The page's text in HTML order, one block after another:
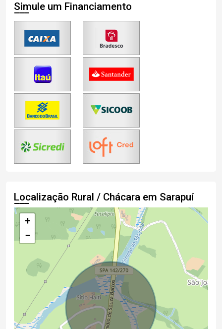
Simule um Financiamento
Localização Rural / Chácara em Sarapuí
+
−